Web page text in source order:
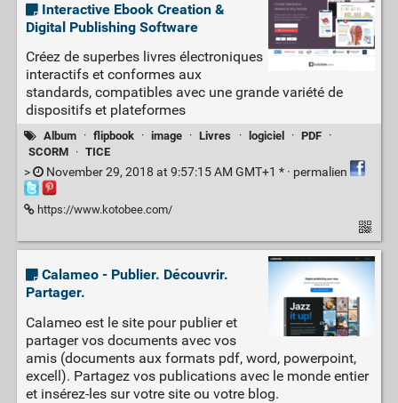
Interactive Ebook Creation &
Digital Publishing Software
Créez de superbes livres électroniques
interactifs et conformes aux
standards, compatibles avec une grande variété de
dispositifs et plateformes
Album · flipbook · image · Livres · logiciel · PDF
·
SCORM
· TICE
> November 29, 2018 at 9:57:15 AM GMT+1 * · permalien
https://www.kotobee.com/
Calameo - Publier. Découvrir.
Partager.
Calameo est le site pour publier et
partager vos documents avec vos
amis (documents aux formats pdf, word, powerpoint,
excell). Partagez vos publications avec le monde entier
et insérez-les sur votre site ou votre blog.